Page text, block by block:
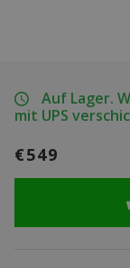
Auf Lager.
mit UPS
€549